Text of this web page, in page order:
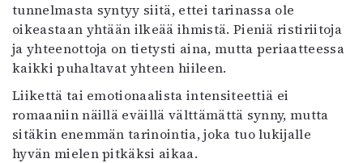
tunnelmasta syntyy siitä, ettei tarinassa ole
oikeastaan yhtään ilkeää ihmistä. Pieniä ristiriitoja
ja yhteenottoja on tietysti aina, mutta periaatteessa
kaikki puhaltavat yhteen hiileen.
Liikettä tai emotionaalista intensiteettiä ei
romaaniin näillä eväillä välttämättä synny, mutta
sitäkin enemmän tarinointia, joka tuo lukijalle
hyvän mielen pitkäksi aikaa.